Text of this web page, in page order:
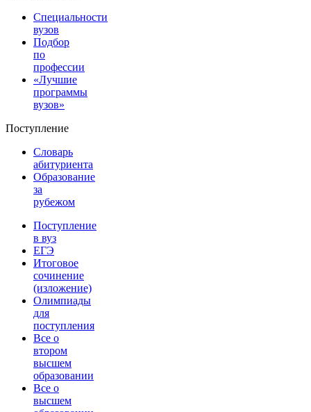
Специальности
вузов
Подбор
по
профессии
«Лучшие
программы
вузов»
Поступление
Словарь
абитуриента
Образование
за
рубежом
Поступление
в вуз
ЕГЭ
Итоговое
сочинение
(изложение)
Олимпиады
для
поступления
Все о
втором
высшем
образовании
Все о
высшем